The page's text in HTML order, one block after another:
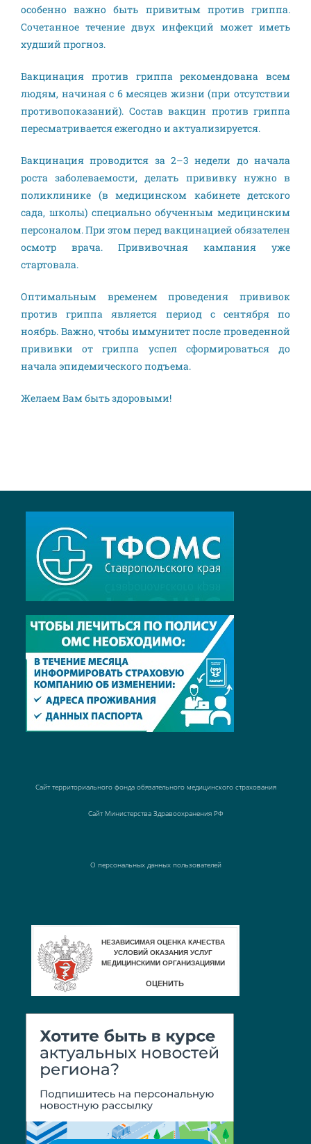
особенно важно быть привитым против гриппа.
Сочетанное течение двух инфекций может иметь
худший прогноз.
Вакцинация против гриппа рекомендована всем
людям, начиная с 6 месяцев жизни (при отсутствии
противопоказаний). Состав вакцин против гриппа
пересматривается ежегодно и актуализируется.
Вакцинация проводится за 2–3 недели до начала
роста заболеваемости, делать прививку нужно в
поликлинике (в медицинском кабинете детского
сада, школы) специально обученным медицинским
персоналом. При этом перед вакцинацией обязателен
осмотр врача. Прививочная кампания уже
стартовала.
Оптимальным временем проведения прививок
против гриппа является период с сентября по
ноябрь. Важно, чтобы иммунитет после проведенной
прививки от гриппа успел сформироваться до
начала эпидемического подъема.
Желаем Вам быть здоровыми!
Сайт территориального фонда обязательного медицинского страхования
Сайт Министерства Здравоохранения РФ
О персональных данных пользователей